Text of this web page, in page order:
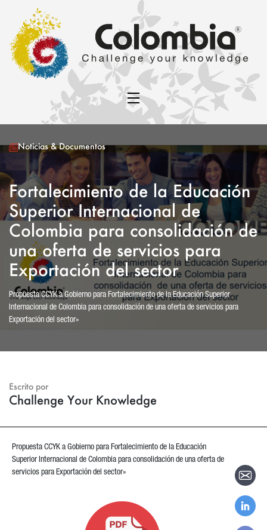
Noticias & Documentos
Fortalecimiento de la Educación
Superior Internacional de
Colombia para consolidación de
una oferta de servicios para
Exportación del sector
Propuesta CCYK a Gobierno para Fortalecimiento de la Educación Superior
Internacional de Colombia para consolidación de una oferta de servicios para
Exportación del sector»
Escrito por
Challenge Your Knowledge
Propuesta CCYK a Gobierno para Fortalecimiento de la Educación
Superior Internacional de Colombia para consolidación de una oferta de
servicios para Exportación del sector»